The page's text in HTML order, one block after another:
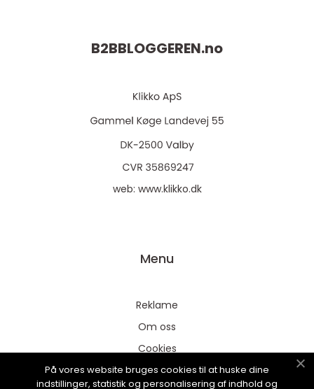
B2BBLOGGEREN.no
web: www.klikko.dk
Menu
Reklame
Om oss
Cookies
Kontakt Oss
På vores website bruges cookies til at huske dine
indstillinger, statistik og personalisering af indhold og